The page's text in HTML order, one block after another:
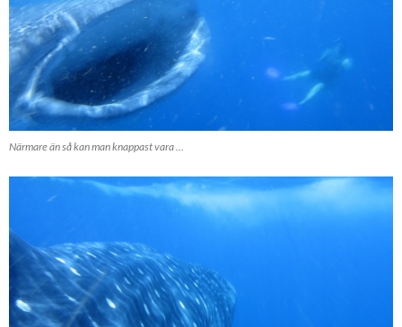
Närmare än så kan man knappast vara …